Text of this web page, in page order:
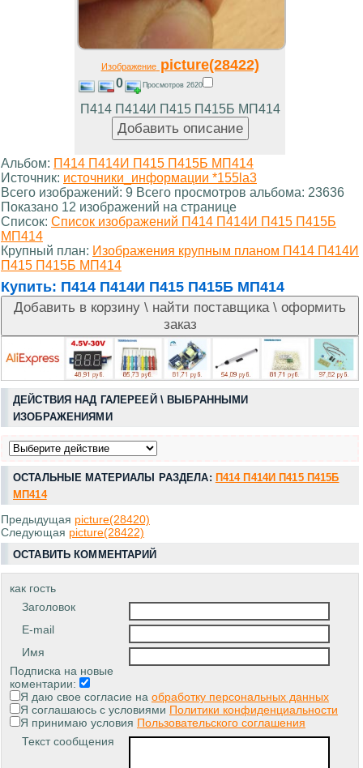
Изображениеpicture(28422)
0 Просмотров 2620
П414 П414И П415 П415Б МП414
Альбом: П414 П414И П415 П415Б МП414
Источник: источники_информации *155la3
Всего изображений: 9 Всего просмотров альбома: 23636
Показано 12 изображений на странице
Список: Список изображений П414 П414И П415 П415Б
МП414
Крупный план: Изображения крупным планом П414 П414И
П415 П415Б МП414
Купить: П414 П414И П415 П415Б МП414
ДЕЙСТВИЯ НАД ГАЛЕРЕЕЙ \ ВЫБРАННЫМИ
ИЗОБРАЖЕНИЯМИ
ОСТАЛЬНЫЕ МАТЕРИАЛЫ РАЗДЕЛА: П414 П414И П415 П415Б
МП414
Предыдущая picture(28420)
Следующая picture(28422)
ОСТАВИТЬ КОММЕНТАРИЙ
как гость
Заголовок
E-mail
Имя
Подписка на новые
коментарии:
Я даю свое согласие на обработку персональных данных
Я соглашаюсь с условиями Политики конфиденциальности
Я принимаю условия Пользовательского соглашения
Текст сообщения